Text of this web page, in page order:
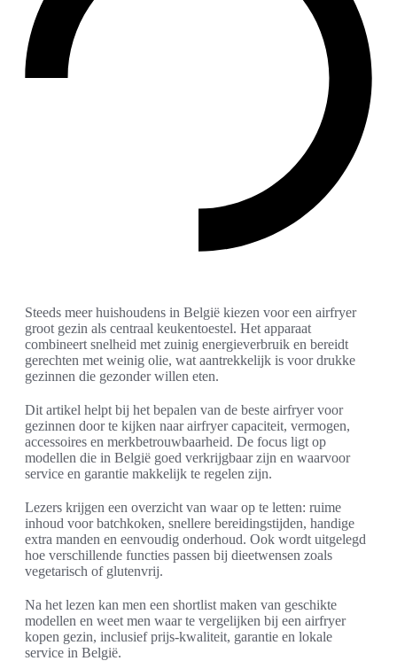
Steeds meer huishoudens in België kiezen voor een airfryer
groot gezin als centraal keukentoestel. Het apparaat
combineert snelheid met zuinig energieverbruik en bereidt
gerechten met weinig olie, wat aantrekkelijk is voor drukke
gezinnen die gezonder willen eten.
Dit artikel helpt bij het bepalen van de beste airfryer voor
gezinnen door te kijken naar airfryer capaciteit, vermogen,
accessoires en merkbetrouwbaarheid. De focus ligt op
modellen die in België goed verkrijgbaar zijn en waarvoor
service en garantie makkelijk te regelen zijn.
Lezers krijgen een overzicht van waar op te letten: ruime
inhoud voor batchkoken, snellere bereidingstijden, handige
extra manden en eenvoudig onderhoud. Ook wordt uitgelegd
hoe verschillende functies passen bij dieetwensen zoals
vegetarisch of glutenvrij.
Na het lezen kan men een shortlist maken van geschikte
modellen en weet men waar te vergelijken bij een airfryer
kopen gezin, inclusief prijs-kwaliteit, garantie en lokale
service in België.